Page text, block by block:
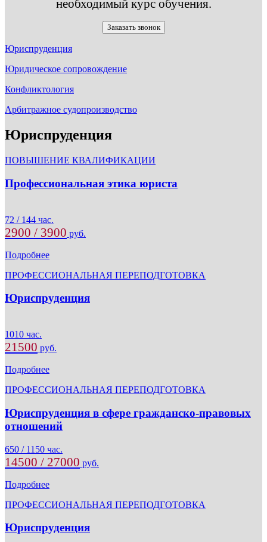
необходимый курс обучения.
Заказать звонок
Юриспруденция
Юридическое сопровождение
Конфликтология
Арбитражное судопроизводство
Юриспруденция
ПОВЫШЕНИЕ КВАЛИФИКАЦИИ
Профессиональная этика юриста
72 / 144 час.
2900 / 3900 руб.
Подробнее
ПРОФЕССИОНАЛЬНАЯ ПЕРЕПОДГОТОВКА
Юриспруденция
1010 час.
21500 руб.
Подробнее
ПРОФЕССИОНАЛЬНАЯ ПЕРЕПОДГОТОВКА
Юриспруденция в сфере гражданско-правовых
отношений
650 / 1150 час.
14500 / 27000 руб.
Подробнее
ПРОФЕССИОНАЛЬНАЯ ПЕРЕПОДГОТОВКА
Юриспруденция